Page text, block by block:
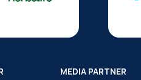
MEDIA PARTNER